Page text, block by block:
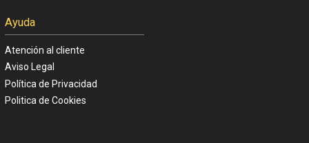
Ayuda
Atención al cliente
Aviso Legal
Política de Privacidad
Politica de Cookies